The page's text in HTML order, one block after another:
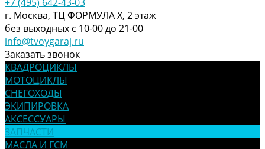
г. Москва, ТЦ ФОРМУЛА Х, 2 этаж
без выходных с 10-00 до 21-00
info@tvoygaraj.ru
Заказать звонок
КВАДРОЦИКЛЫ
МОТОЦИКЛЫ
СНЕГОХОДЫ
ЭКИПИРОВКА
АКСЕССУАРЫ
ЗАПЧАСТИ
МАСЛА И ГСМ